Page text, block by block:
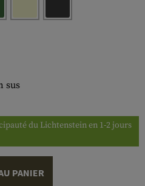
sus
du Lichtenstein en 1-2 jours
PANIER